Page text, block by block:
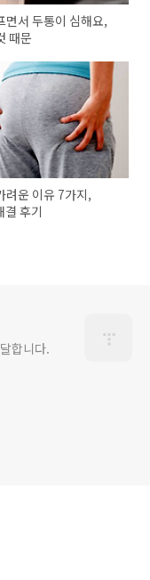
면서 두통이 심해요,
때문
려운 이유 7가지,
후기
합니다.